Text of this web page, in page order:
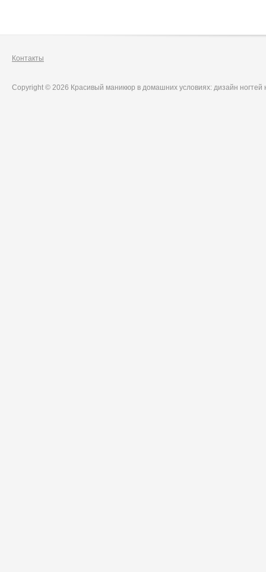
Контакты
Copyright © 2026 Красивый маникюр в домашних условиях: дизайн